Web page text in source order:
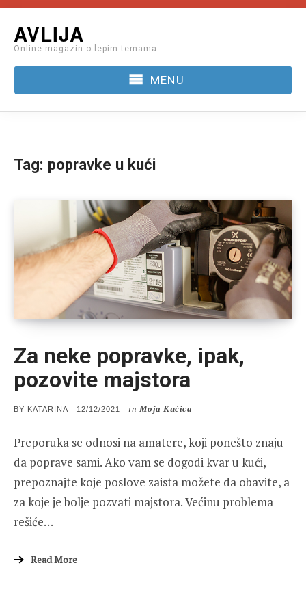
content
AVLIJA
Online magazin o lepim temama
MENU
Tag: popravke u kući
Za neke popravke, ipak,
pozovite majstora
BY KATARINA
POSTED
12/12/2021 in Moja Kućica
Preporuka se odnosi na amatere, koji ponešto znaju
da poprave sami. Ako vam se dogodi kvar u kući,
prepoznajte koje poslove zaista možete da obavite, a
za koje je bolje pozvati majstora. Većinu problema
rešiće…
Read More